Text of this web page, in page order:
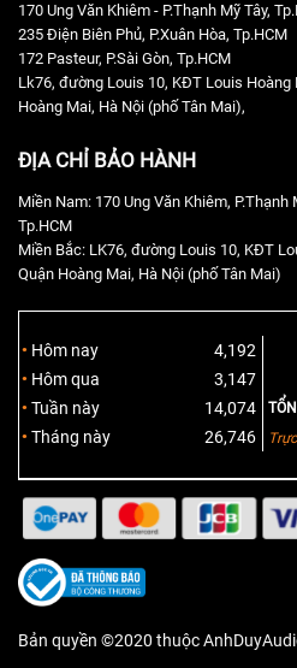
170 Ung Văn Khiêm - P.Thạnh Mỹ Tây,
235 Điện Biên Phủ, P.Xuân Hòa, Tp.HCM
172 Pasteur, P.Sài Gòn, Tp.HCM
Lk76, đường Louis 10, KĐT Louis Hoàng
Hoàng Mai, Hà Nội (phố Tân Mai),
ĐỊA CHỈ BẢO HÀNH
Miền Nam: 170 Ung Văn Khiêm, P.Thạnh
Tp.HCM
Miền Bắc: LK76, đường Louis 10, KĐT
Quận Hoàng Mai, Hà Nội (phố Tân Mai)
Hôm nay
4,192
Hôm qua
3,147
Tuần này
14,074
Tháng này
26,746
Bản quyền ©2020 thuộc